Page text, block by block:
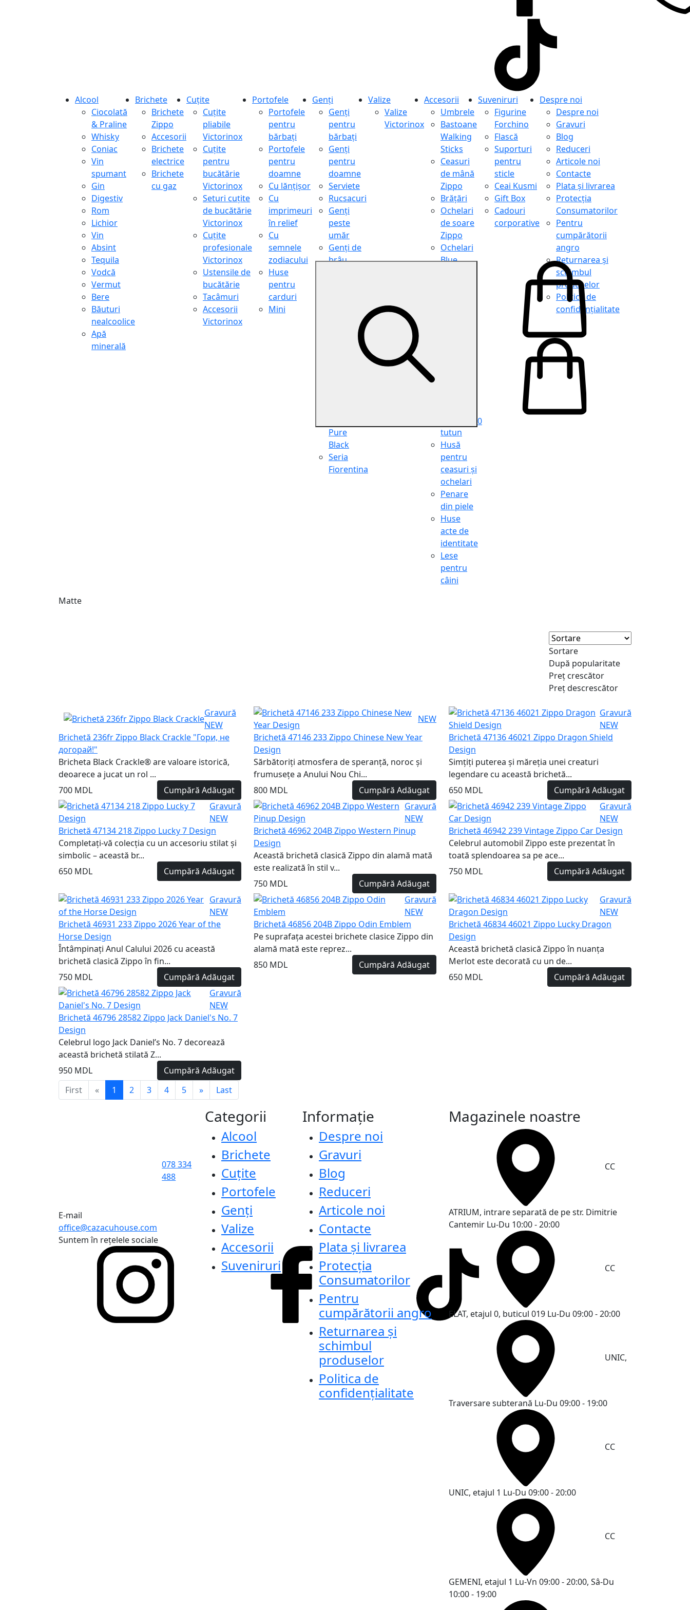
Alcool
Ciocolată
& Praline
Whisky
Coniac
Vin
spumant
Gin
Digestiv
Rom
Lichior
Vin
Absint
Tequila
Vodcă
Vermut
Bere
Băuturi
nealcoolice
Apă
minerală
Brichete
Brichete
Zippo
Accesorii
Brichete
electrice
Brichete
cu gaz
Cuțite
Cuțite
pliabile
Victorinox
Cuțite
pentru
bucătărie
Victorinox
Seturi cuțite
de bucătărie
Victorinox
Cuțite
profesionale
Victorinox
Ustensile de
bucătărie
Tacâmuri
Accesorii
Victorinox
Portofele
Portofele
pentru
bărbați
Portofele
pentru
doamne
Cu lănțișor
Cu
imprimeuri
în relief
Cu
semnele
zodiacului
Huse
pentru
carduri
Mini
Genți
Genți
pentru
bărbați
Genți
pentru
doamne
Serviete
Rucsacuri
Genți
peste
umăr
Genți de
brâu
cosmetice
Pure
Black
Seria
Fiorentina
Valize
Valize
Victorinox
Accesorii
Umbrele
Bastoane
Walking
Sticks
Ceasuri
de mână
Zippo
Brățări
Ochelari
de soare
Zippo
Ochelari
Blue
tutun
Husă
pentru
ceasuri și
ochelari
Penare
din piele
Huse
acte de
identitate
Lese
pentru
câini
Suveniruri
Figurine
Forchino
Flască
Suporturi
pentru
sticle
Ceai Kusmi
Gift Box
Cadouri
corporative
Despre noi
Despre noi
Gravuri
Blog
Reduceri
Articole noi
Contacte
Plata și livrarea
Protecţia
Consumatorilor
Pentru
cumpărătorii
angro
Returnarea și
schimbul
produselor
Politica de
confidențialitate
0
Matte
Sortare
După popularitate
Preț crescător
Preț descrescător
Gravură
NEW
Brichetă 236fr Zippo Black Crackle "Гори, не
догорай!"
Bricheta Black Crackle® are valoare istorică,
deoarece a jucat un rol ...
700 MDL
Cumpără Adăugat
NEW
Brichetă 47146 233 Zippo Chinese New Year
Design
Sărbătoriți atmosfera de speranță, noroc și
frumusețe a Anului Nou Chi...
800 MDL
Cumpără Adăugat
Gravură
NEW
Brichetă 47136 46021 Zippo Dragon Shield
Design
Simțiți puterea și măreția unei creaturi
legendare cu această brichetă...
650 MDL
Cumpără Adăugat
Gravură
NEW
Brichetă 47134 218 Zippo Lucky 7 Design
Completați-vă colecția cu un accesoriu stilat și
simbolic – această br...
650 MDL
Cumpără Adăugat
Gravură
NEW
Brichetă 46962 204B Zippo Western Pinup
Design
Această brichetă clasică Zippo din alamă mată
este realizată în stil v...
750 MDL
Cumpără Adăugat
Gravură
NEW
Brichetă 46942 239 Vintage Zippo Car Design
Celebrul automobil Zippo este prezentat în
toată splendoarea sa pe ace...
750 MDL
Cumpără Adăugat
Gravură
NEW
Brichetă 46931 233 Zippo 2026 Year of the
Horse Design
Întâmpinați Anul Calului 2026 cu această
brichetă clasică Zippo în fin...
750 MDL
Cumpără Adăugat
Gravură
NEW
Brichetă 46856 204B Zippo Odin Emblem
Pe suprafața acestei brichete clasice Zippo din
alamă mată este reprez...
850 MDL
Cumpără Adăugat
Gravură
NEW
Brichetă 46834 46021 Zippo Lucky Dragon
Design
Această brichetă clasică Zippo în nuanța
Merlot este decorată cu un de...
650 MDL
Cumpără Adăugat
Gravură
NEW
Brichetă 46796 28582 Zippo Jack Daniel's No. 7
Design
Celebrul logo Jack Daniel’s No. 7 decorează
această brichetă stilată Z...
950 MDL
Cumpără Adăugat
First
« 1 2 3 4 5 » Last
078 334
488
E-mail
office@cazacuhouse.com
Suntem în rețelele sociale
Categorii
Alcool
Brichete
Cuțite
Portofele
Genți
Valize
Accesorii
Suveniruri
Informație
Despre noi
Gravuri
Blog
Reduceri
Articole noi
Contacte
Plata și livrarea
Protecţia
Consumatorilor
Pentru
cumpărătorii angro
Returnarea și
schimbul
produselor
Politica de
confidențialitate
Magazinele noastre
CC
ATRIUM, intrare separată de pe str. Dimitrie
Cantemir Lu-Du 10:00 - 20:00
CC
ELAT, etajul 0, buticul 019 Lu-Du 09:00 - 20:00
UNIC,
Traversare subterană Lu-Du 09:00 - 19:00
CC
UNIC, etajul 1 Lu-Du 09:00 - 20:00
CC
GEMENI, etajul 1 Lu-Vn 09:00 - 20:00, Sâ-Du
10:00 - 19:00